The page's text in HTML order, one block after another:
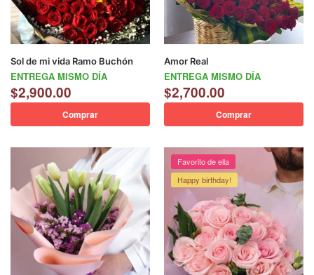
Sol de mi vida Ramo Buchón
ENTREGA MISMO DÍA
$2,900.00
Comprar
Amor Real
ENTREGA MISMO DÍA
$2,700.00
Comprar
Favorito de ella
Happy birthday!